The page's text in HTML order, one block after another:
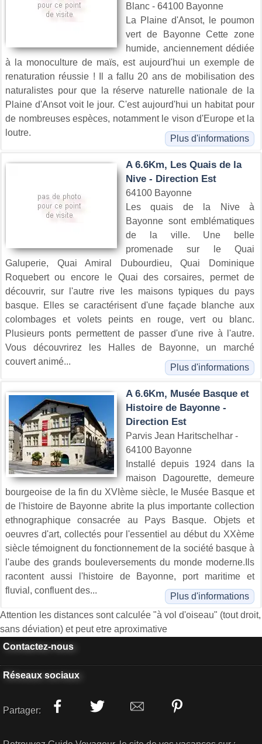
Blanc - 64100 Bayonne
La Plaine d'Ansot, le poumon
vert de Bayonne Cette zone
humide, anciennement dédiée
à la monoculture de maïs, est aujourd'hui un exemple de
renaturation réussie ! Il a fallu 20 ans de mobilisation des
naturalistes pour que la réserve naturelle nationale de la
Plaine d'Ansot voit le jour. C'est aujourd'hui un habitat pour
de nombreuses espèces, notamment le vison d'Europe et la
loutre.
Plus d'informations
A 6.6Km, Les Quais de la
Nive - Direction Est
64100 Bayonne
Les quais de la Nive à
Bayonne sont emblématiques
de la ville. Une belle
promenade sur le Quai
Galuperie, Quai Amiral Dubourdieu, Quai Dominique
Roquebert ou encore le Quai des corsaires, permet de
découvrir, sur l'autre rive les maisons typiques du pays
basque. Elles se caractérisent d'une façade blanche aux
colombages et volets peints en rouge, vert ou blanc.
Plusieurs ponts permettent de passer d'une rive à l'autre.
Vous découvrirez les Halles de Bayonne, un marché
couvert animé...
Plus d'informations
A 6.6Km, Musée Basque et
Histoire de Bayonne -
Direction Est
Parvis Jean Haritschelhar -
64100 Bayonne
Installé depuis 1924 dans la
maison Dagourette, demeure
bourgeoise de la fin du XVIème siècle, le Musée Basque et
de l'histoire de Bayonne abrite la plus importante collection
ethnographique consacrée au Pays Basque. Objets et
oeuvres d'art, collectés pour l'essentiel au début du XXème
siècle témoignent du fonctionnement de la société basque à
l'aube des grands bouleversements du monde moderne.Ils
racontent aussi l'histoire de Bayonne, port maritime et
fluvial, confluent des...
Plus d'informations
Attention les distances sont calculée "à vol d'oiseau" (tout droit,
sans déviation) et peut etre aproximative
Contactez-nous
Réseaux sociaux
Partager: